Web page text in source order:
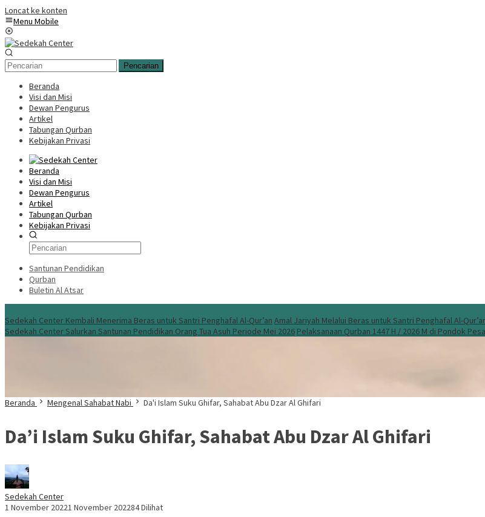
Loncat ke konten
Menu Mobile
Pencarian
Beranda
Visi dan Misi
Dewan Pengurus
Artikel
Tabungan Qurban
Kebijakan Privasi
Beranda
Visi dan Misi
Dewan Pengurus
Artikel
Tabungan Qurban
Kebijakan Privasi
Santunan Pendidikan
Qurban
Buletin Al Atsar
Sedekah Center Kembali Menerima Beras untuk Santri Penghafal Al-Qur’an Amal Jariyah Melalui Beras untuk Santri Penghafal Al-
Sedekah Center Salurkan Santunan Pendidikan Orang Tua Asuh Periode Mei 2026 Pelaksanaan Qurban 1447 H / 2026 M di Pondok
Beranda Mengenal Sahabat Nabi Da'i Islam Suku Ghifar, Sahabat Abu Dzar Al Ghifari
Da’i Islam Suku Ghifar, Sahabat Abu Dzar Al Ghifari
Sedekah Center
1 November 20221 November 202284 Dilihat